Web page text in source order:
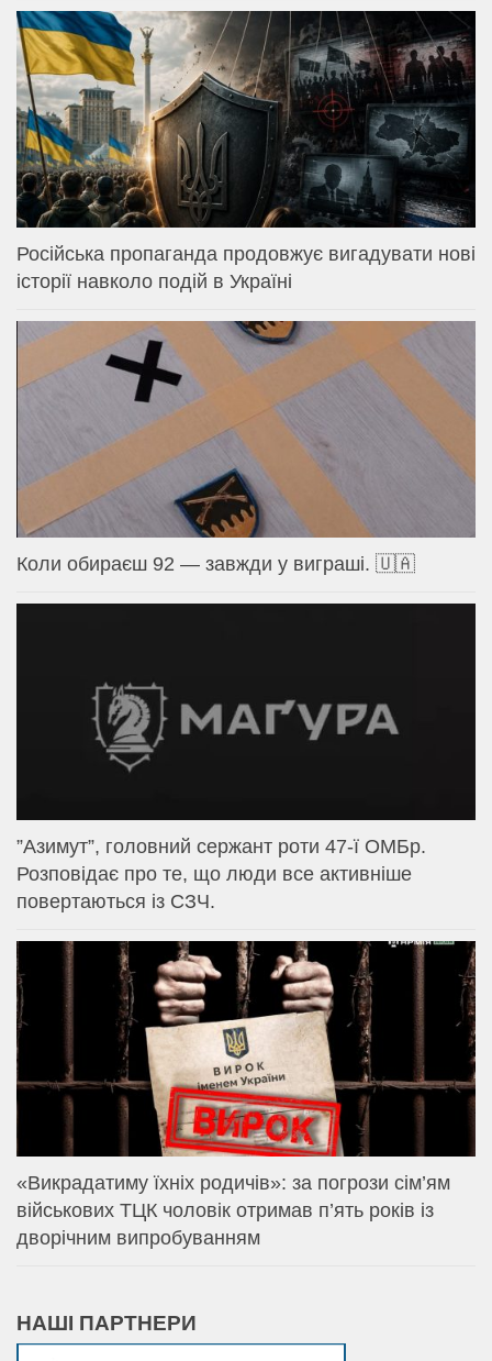
Російська пропаганда продовжує вигадувати нові
історії навколо подій в Україні
Коли обираєш 92 — завжди у виграші. 🇺🇦
⁨”Азимут”, головний сержант роти 47-ї ОМБр.
Розповідає про те, що люди все активніше
повертаються із СЗЧ.
«Викрадатиму їхніх родичів»: за погрози сім’ям
військових ТЦК чоловік отримав п’ять років із
дворічним випробуванням
НАШІ ПАРТНЕРИ